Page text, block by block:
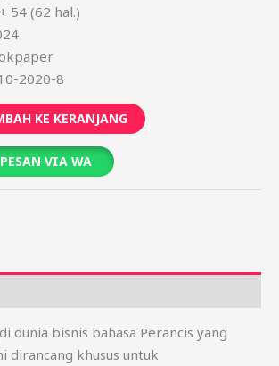
54 (62 hal.)
2020-8
KE KERANJANG
PESAN VIA WA
dunia bisnis bahasa Perancis yang
dirancang khusus untuk